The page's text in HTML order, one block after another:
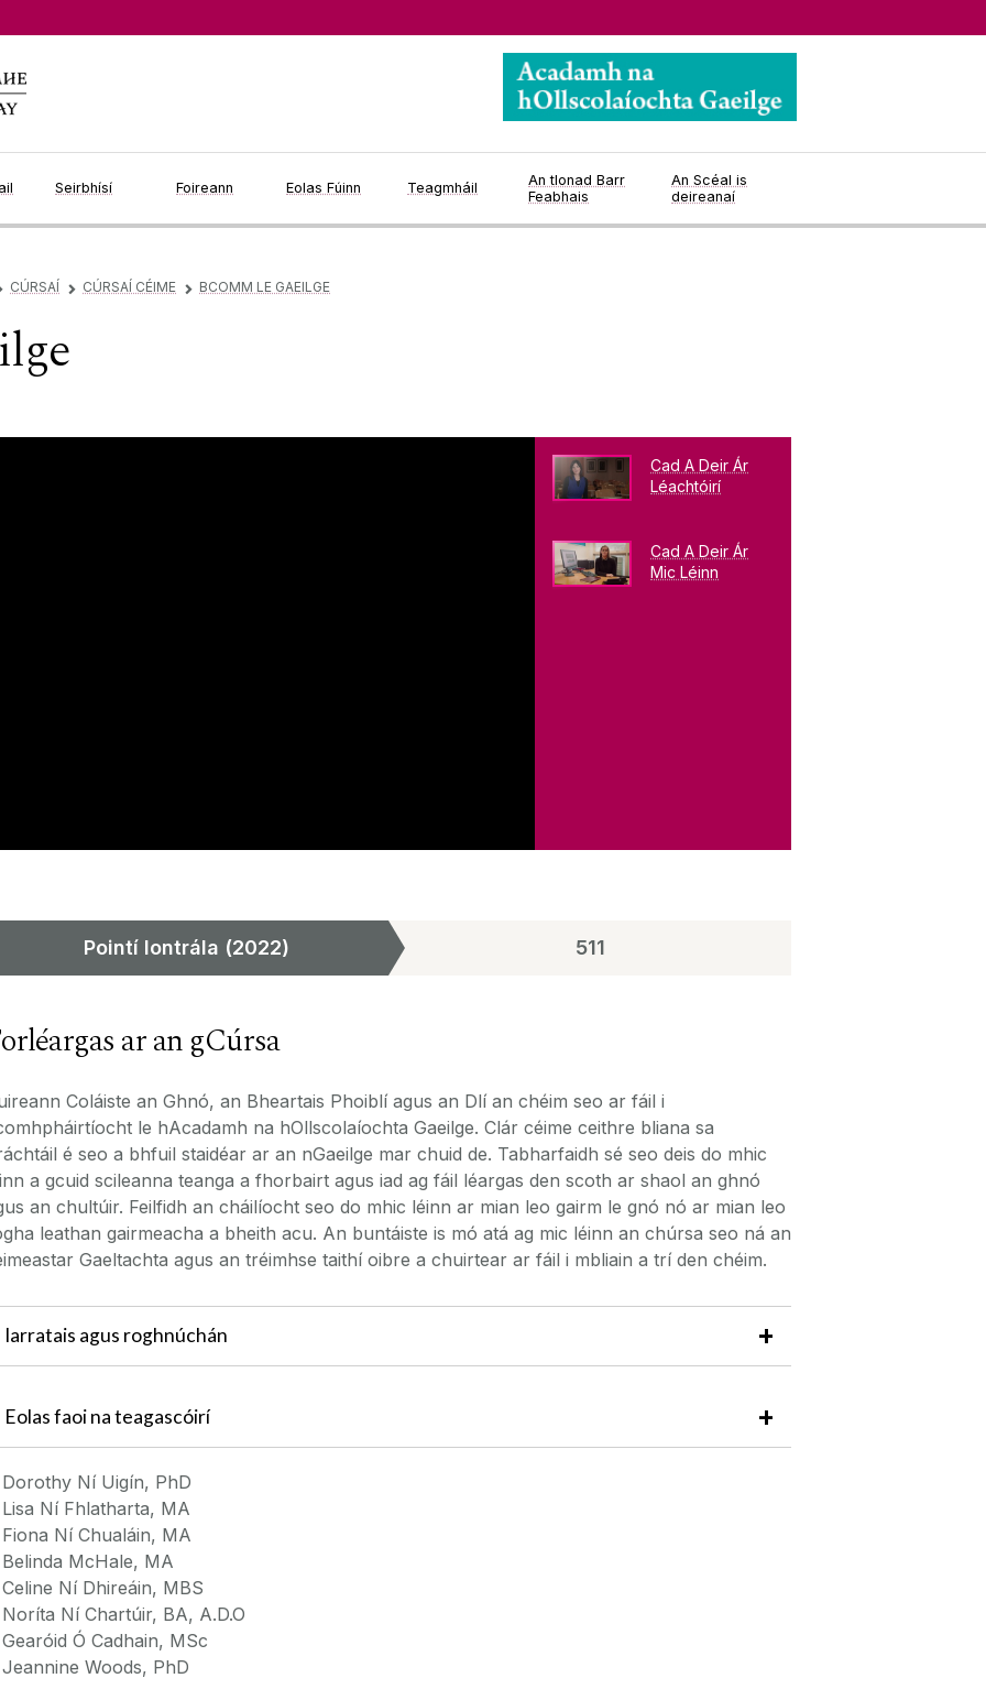
Seirbhísí Foireann Eolas Fúinn Teagmháil
An tIonad Barr
Feabhais
An Scéal is
deireanaí
CÚRSAÍ ▻ CÚRSAÍ CÉIME ▻ BCOMM LE GAEILGE
Cad A Deir Ár
Léachtóirí
Cad A Deir Ár
Mic Léinn
Pointí Iontrála (2022) 511
ar an gCúrsa
Coláiste an Ghnó, an Bheartais Phoiblí agus an Dlí an chéim seo ar fáil i
le hAcadamh na hOllscolaíochta Gaeilge. Clár céime ceithre bliana sa
é seo a bhfuil staidéar ar an nGaeilge mar chuid de. Tabharfaidh sé seo deis do mhic
a gcuid scileanna teanga a fhorbairt agus iad ag fáil léargas den scoth ar shaol an ghnó
an chultúir. Feilfidh an cháilíocht seo do mhic léinn ar mian leo gairm le gnó nó ar mian leo
leathan gairmeacha a bheith acu. An buntáiste is mó atá ag mic léinn an chúrsa seo ná an
Gaeltachta agus an tréimhse taithí oibre a chuirtear ar fáil i mbliain a trí den chéim.
Iarratais agus roghnúchán
Eolas faoi na teagascóirí
Dorothy Ní Uigín, PhD
Lisa Ní Fhlatharta, MA
Fiona Ní Chualáin, MA
Belinda McHale, MA
Celine Ní Dhireáin, MBS
Noríta Ní Chartúir, BA, A.D.O
Gearóid Ó Cadhain, MSc
Jeannine Woods, PhD